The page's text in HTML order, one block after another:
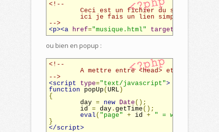
<!--
-->
<p><a href="musique.html" target
ou bien en popup :
<!--
-->
<script
type="text/javascript">
function popUp ( URL )
{
	day
= new Date ();
	id
= day . getTime ();
eval ( "page" + id +
" =
}
</script>